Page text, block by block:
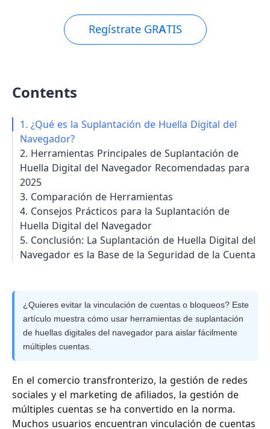
Regístrate GRATIS
Contents
1. ¿Qué es la Suplantación de Huella Digital del
Navegador?
2. Herramientas Principales de Suplantación de
Huella Digital del Navegador Recomendadas para
2025
3. Comparación de Herramientas
4. Consejos Prácticos para la Suplantación de
Huella Digital del Navegador
5. Conclusión: La Suplantación de Huella Digital del
Navegador es la Base de la Seguridad de la Cuenta
¿Quieres evitar la vinculación de cuentas o bloqueos? Este
artículo muestra cómo usar herramientas de suplantación
de huellas digitales del navegador para aislar fácilmente
múltiples cuentas.
En el comercio transfronterizo, la gestión de redes
sociales y el marketing de afiliados, la gestión de
múltiples cuentas se ha convertido en la norma.
Muchos usuarios encuentran vinculación de cuentas